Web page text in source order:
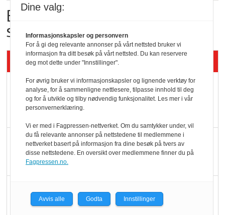
Bestillings-rush i foodora før
storkampen
Siste artikler - KBS
Mat er viktigere enn
pris når elbilister
Ti bensinstasjoner
legger ned hver måned
Potetball, kylling og 98
oktan
Dine valg:
Informasjonskapsler og personvern
For å gi deg relevante annonser på vårt nettsted bruker vi
informasjon fra ditt besøk på vårt nettsted. Du kan reservere
deg mot dette under "Innstillinger".
For øvrig bruker vi informasjonskapsler og lignende verktøy for
analyse, for å sammenligne nettlesere, tilpasse innhold til deg
og for å utvikle og tilby nødvendig funksjonalitet. Les mer i vår
personvernerklæring.
Vi er med i Fagpressen-nettverket. Om du samtykker under, vil
du få relevante annonser på nettstedene til medlemmene i
nettverket basert på informasjon fra dine besøk på tvers av
disse nettstedene. En oversikt over medlemmene finner du på
Fagpressen.no.
Avvis alle Godta Innstillinger